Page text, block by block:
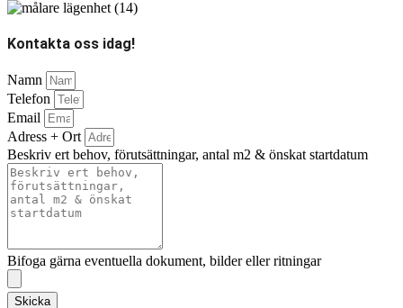
Kontakta oss idag!
Namn
Telefon
Email
Adress + Ort
Beskriv ert behov, förutsättningar, antal m2 & önskat startdatum
Bifoga gärna eventuella dokument, bilder eller ritningar
Skicka